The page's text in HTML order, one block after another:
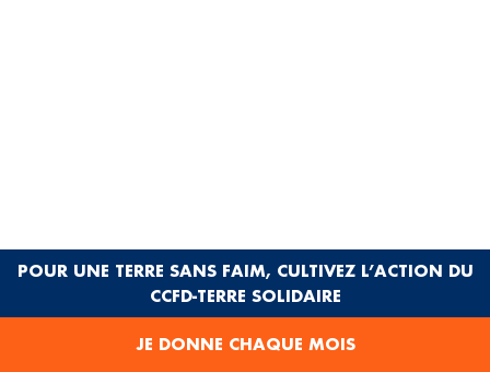
© Roberta Valerio
POUR UNE TERRE SANS FAIM, CULTIVEZ L’ACTION DU
CCFD-TERRE SOLIDAIRE
JE DONNE CHAQUE MOIS